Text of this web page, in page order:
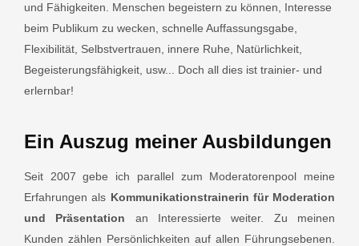
und Fähigkeiten. Menschen begeistern zu können, Interesse
beim Publikum zu wecken, schnelle Auffassungsgabe,
Flexibilität, Selbstvertrauen, innere Ruhe, Natürlichkeit,
Begeisterungsfähigkeit, usw... Doch all dies ist trainier- und
erlernbar!
Ein Auszug meiner Ausbildungen
Seit 2007 gebe ich parallel zum Moderatorenpool meine
Erfahrungen als Kommunikationstrainerin für Moderation
und Präsentation an Interessierte weiter. Zu meinen
Kunden zählen Persönlichkeiten auf allen Führungsebenen.